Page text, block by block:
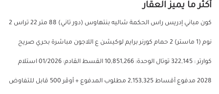
أكثر ما يميز العقار
كون مباني إدريس راس الحكمة شاليه بنتهاوس (دور تاني) 88 متر 22 تراس 2
نوم (1 ماستر) 2 حمام كورنر برايم لوكيشن ع اللاجون مباشرة بحري صريح
كوارتر : 322,145 توتال الوحدة: 10,851,266 القسط القادم: 01/2026 استلام
2028 مدفوع أقساط 2,153,325 مطلوب المدفوع + أوڤر 500 قابل للتفاوض